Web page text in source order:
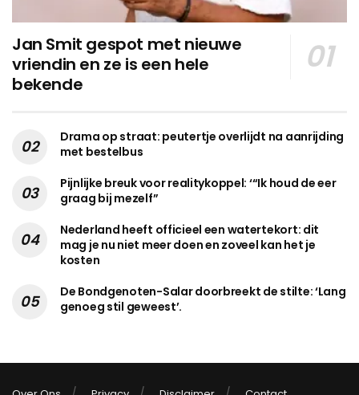
Jan Smit gespot met nieuwe
vriendin en ze is een hele
bekende
Drama op straat: peutertje overlijdt na aanrijding
met bestelbus
Pijnlijke breuk voor realitykoppel: ‘“Ik houd de eer
graag bij mezelf”
Nederland heeft officieel een watertekort: dit
mag je nu niet meer doen en zoveel kan het je
kosten
De Bondgenoten-Salar doorbreekt de stilte: ‘Lang
genoeg stil geweest’.